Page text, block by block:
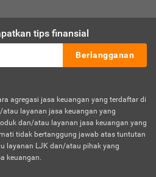
tips finansial
Berlangganan
agregasi jasa keuangan yang terdaftar di
atau layanan jasa keuangan yang
dan/atau layanan jasa keuangan yang
tidak bertanggung jawab atas tuntutan
layanan LJK dan/atau pihak yang
keuangan.